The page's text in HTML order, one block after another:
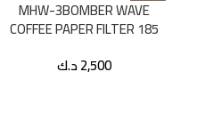
MHW-3BOMBER WAVE
COFFEE PAPER FILTER 185
2,500د.ك